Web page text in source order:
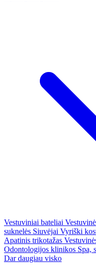
Vestuviniai bateliai
suknelės Siuvėjai Vyriški
Apatinis trikotažas
Odontologijos klinikos Spa,
Dar daugiau visko